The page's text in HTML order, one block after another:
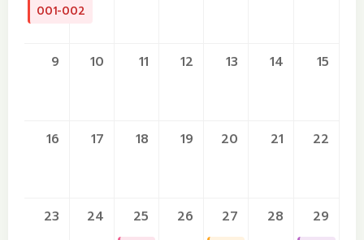
001-002
9 10 11 12 13 14 15
16 17 18 19 20 21 22
23 24 25 26 27 28 29